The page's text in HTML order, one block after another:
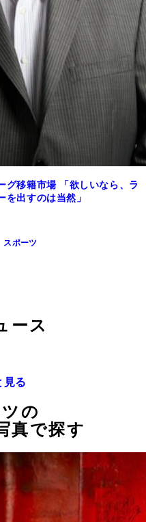
グ移籍市場 「欲しいなら、ラ
を出すのは当然」
スポーツ
ース
見る
の
真で探す